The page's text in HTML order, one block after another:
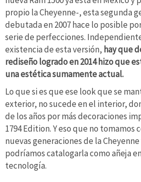
propio la Cheyenne-, esta segunda
debutada en 2007 hace lo posible
serie de perfecciones.
existencia de esta versión, hay que
rediseño logrado en 2014 hizo que
una estética sumamente actual.
Lo que si es que ese look que se
exterior, no sucede en el interior,
de los años por más decoraciones
1794 Edition. Y eso que no tomamos
nuevas generaciones de la Cheyenne
podríamos catalogarla como añeja
tecnología.